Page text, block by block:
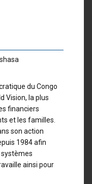
du Congo
Vision, la plus
financiers
et les familles.
son action
1984 afin
systèmes
ainsi pour